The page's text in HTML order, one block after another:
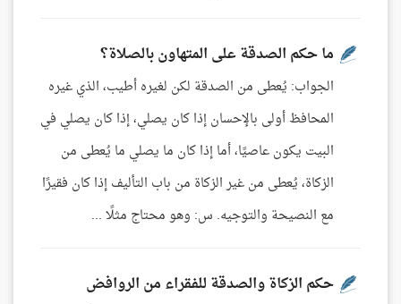
ما حكم الصدقة على المتهاون بالصلاة؟
الجواب: يُعطى من الصدقة لكن لغيره أطيب، الذي غيره
المحافظ أولى بالإحسان إذا كان يصلي، إذا كان يصلي في
البيت يكون عاصيًا، أما إذا كان ما يصلي ما يُعطى من
الزكاة، يُعطى من غير الزكاة من باب التأليف إذا كان فقيرًا
مع النصيحة والتوجيه. س: وهو محتاج مثلًا ...
حكم الزكاة والصدقة للفقراء من الروافض